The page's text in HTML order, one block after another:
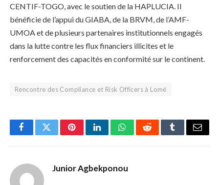
CENTIF-TOGO, avec le soutien de la HAPLUCIA. Il
bénéficie de l’appui du GIABA, de la BRVM, de l’AMF-
UMOA et de plusieurs partenaires institutionnels engagés
dans la lutte contre les flux financiers illicites et le
renforcement des capacités en conformité sur le continent.
Rencontre des Compliance et Risk Officers à Lomé
FacebookTwitterPinterestLinkedInWhatsAppRedditTumblrEmail
Junior Agbekponou